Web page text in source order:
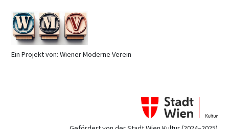
Ein Projekt von: Wiener Moderne Verein